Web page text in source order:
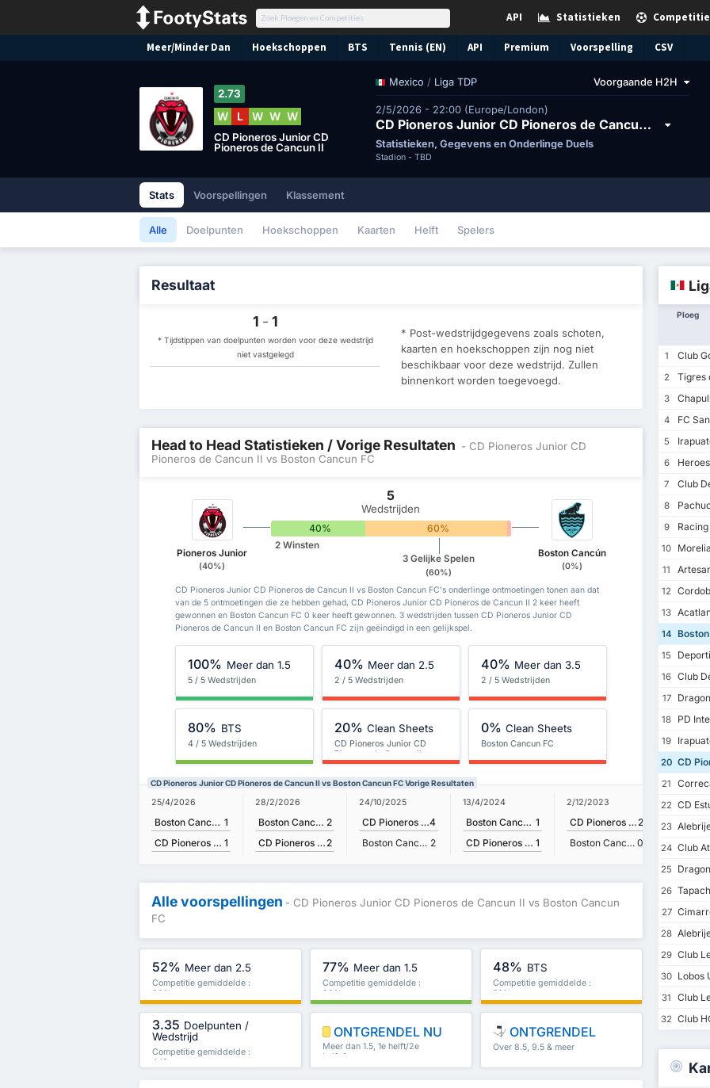
Statistieken
API
Meer/Minder Dan Hoekschoppen BTS Tennis (EN) API Premium Voorspelling CSV
Mexico / Liga TDP Voorgaande H2H
2/5/2026 - 22:00 (Europe/London)
CD Pioneros Junior CD Pioneros de Cancun II vs Boston Cancun FC
Statistieken, Gegevens en Onderlinge Duels
Stadion - TBD
2.73
W L W W W
CD Pioneros Junior CD
Pioneros de Cancun II
Stats Voorspellingen Klassement
Alle Doelpunten Hoekschoppen Kaarten Helft Spelers
Resultaat
1 - 1
* Tijdstippen van doelpunten worden voor deze wedstrijd
niet vastgelegd
* Post-wedstrijdgegevens zoals schoten,
kaarten en hoekschoppen zijn nog niet
beschikbaar voor deze wedstrijd. Zullen
binnenkort worden toegevoegd.
Head to Head Statistieken / Vorige Resultaten - CD Pioneros Junior CD
Pioneros de Cancun II vs Boston Cancun FC
Pioneros Junior
(40%)
5
Wedstrijden
40% 60% 0%
2 Winsten
3 Gelijke Spelen
(60%)
Boston Cancún
(0%)
CD Pioneros Junior CD Pioneros de Cancun II vs Boston Cancun FC's onderlinge ontmoetingen tonen aan dat
van de 5 ontmoetingen die ze hebben gehad, CD Pioneros Junior CD Pioneros de Cancun II 2 keer heeft
gewonnen en Boston Cancun FC 0 keer heeft gewonnen. 3 wedstrijden tussen CD Pioneros Junior CD
Pioneros de Cancun II en Boston Cancun FC zijn geëindigd in een gelijkspel.
100% Meer dan 1.5
5 / 5 Wedstrijden
40% Meer dan 2.5
2 / 5 Wedstrijden
40% Meer dan 3.5
2 / 5 Wedstrijden
80% BTS
4 / 5 Wedstrijden
20% Clean Sheets
CD Pioneros Junior CD
Pioneros de Cancun II
0% Clean Sheets
Boston Cancun FC
CD Pioneros Junior CD Pioneros de Cancun II vs Boston Cancun FC Vorige Resultaten
25/4/2026
Boston Cancun FC 1
CD Pioneros Junior CD Pioneros de Cancun II 1
28/2/2026
Boston Cancun FC 2
CD Pioneros Junior CD Pioneros de Cancun II 2
24/10/2025
CD Pioneros Junior CD Pioneros de Cancun II4
Boston Cancun FC 2
13/4/2024
Boston Cancun FC 1
CD Pioneros Junior CD Pioneros de Cancun II 1
2/12/2023
CD Pioneros Junior CD Pioneros de Cancun II2
Boston Cancun FC 0
Alle voorspellingen - CD Pioneros Junior CD Pioneros de Cancun II vs Boston Cancun
FC
52% Meer dan 2.5
Competitie gemiddelde :
68%
77% Meer dan 1.5
Competitie gemiddelde :
82%
48% BTS
Competitie gemiddelde :
53%
3.35 Doelpunten /
Wedstrijd
Competitie gemiddelde :
4.13
ONTGRENDEL NU
Meer dan 1.5, 1e helft/2e
helft & meer
ONTGRENDEL
Over 8.5, 9.5 & meer
Ploeg
1 Club
2 Tigres
3
4 FC
5
6
7 Club
8
9
10
11
12
13
14
15
16 Club
17
18 PD
19
20 CD
21
22 CD
23
24 Club
25
26
27
28
29 Club
30 Lobos
31 Club
32 Club